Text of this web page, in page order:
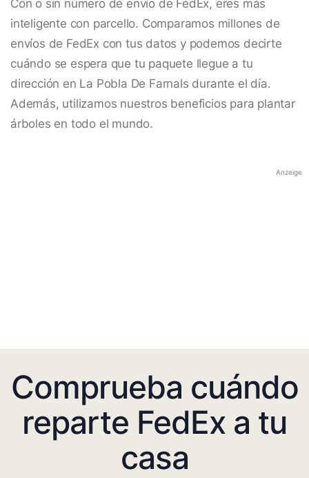
Con o sin número de envío de FedEx, eres más
inteligente con parcello. Comparamos millones de
envíos de FedEx con tus datos y podemos decirte
cuándo se espera que tu paquete llegue a tu
dirección en La Pobla De Farnals durante el día.
Además, utilizamos nuestros beneficios para plantar
árboles en todo el mundo.
Anzeige
Comprueba cuándo
reparte FedEx a tu
casa